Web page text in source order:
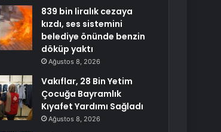
839 bin liralık cezaya
kızdı, ses sistemini
belediye önünde benzin
döküp yaktı
Ağustos 8, 2026
Vakıflar, 28 Bin Yetim
Çocuğa Bayramlık
Kıyafet Yardımı Sağladı
Ağustos 8, 2026